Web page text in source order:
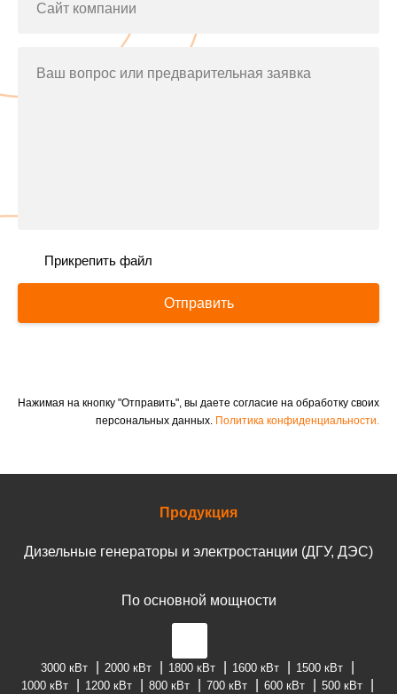
Сайт компании
Ваш вопрос или предварительная заявка
Прикрепить файл
Отправить
Нажимая на кнопку "Отправить", вы даете согласие на обработку своих
персональных данных. Политика конфиденциальности.
Продукция
Дизельные генераторы и электростанции (ДГУ, ДЭС)
По основной мощности
3000 кВт 2000 кВт 1800 кВт 1600 кВт
1500 кВт
1000 кВт
1200 кВт 800 кВт 700 кВт 600 кВт
500 кВт